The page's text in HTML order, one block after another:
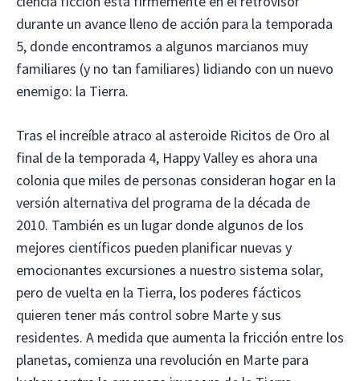
durante un avance lleno de acción para la temporada
5, donde encontramos a algunos marcianos muy
familiares (y no tan familiares) lidiando con un nuevo
enemigo: la Tierra.
Tras el increíble atraco al asteroide Ricitos de Oro al
final de la temporada 4, Happy Valley es ahora una
colonia que miles de personas consideran hogar en la
versión alternativa del programa de la década de
2010. También es un lugar donde algunos de los
mejores científicos pueden planificar nuevas y
emocionantes excursiones a nuestro sistema solar,
pero de vuelta en la Tierra, los poderes fácticos
quieren tener más control sobre Marte y sus
residentes. A medida que aumenta la fricción entre los
planetas, comienza una revolución en Marte para